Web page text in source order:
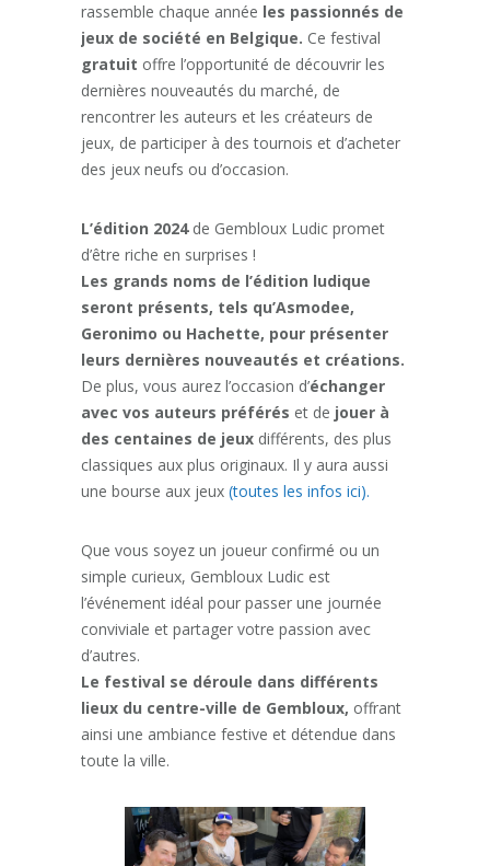
rassemble chaque année les passionnés de
jeux de société en Belgique. Ce festival
gratuit offre l’opportunité de découvrir les
dernières nouveautés du marché, de
rencontrer les auteurs et les créateurs de
jeux, de participer à des tournois et d’acheter
des jeux neufs ou d’occasion.
L’édition 2024de Gembloux Ludic promet
d’être riche en surprises !
Les grands noms de l’édition ludique
seront présents, tels qu’Asmodee,
Geronimo ou Hachette, pour présenter
leurs dernières nouveautés et créations.
De plus, vous aurez l’occasion d’échanger
avec vos auteurs préférés et de jouer à
des centaines de jeux différents, des plus
classiques aux plus originaux. Il y aura aussi
une bourse aux jeux (toutes les infos ici).
Que vous soyez un joueur confirmé ou un
simple curieux, Gembloux Ludic est
l’événement idéal pour passer une journée
conviviale et partager votre passion avec
d’autres.
Le festival se déroule dans différents
lieux du centre-ville de Gembloux, offrant
ainsi une ambiance festive et détendue dans
toute la ville.